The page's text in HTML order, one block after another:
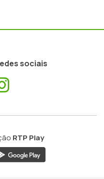
sociais
RTP Play